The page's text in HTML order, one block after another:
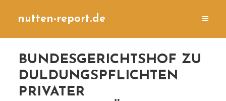
nutten-report.de
BUNDESGERICHTSHOF ZU
DULDUNGSPFLICHTEN
PRIVATER